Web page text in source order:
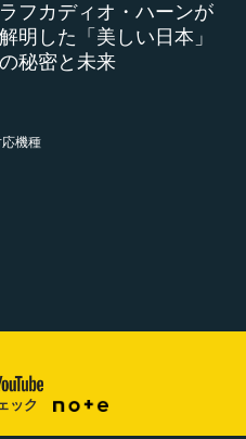
ラフカディオ・ハーンが
解明した「美しい日本」
の秘密と未来
機種
ック